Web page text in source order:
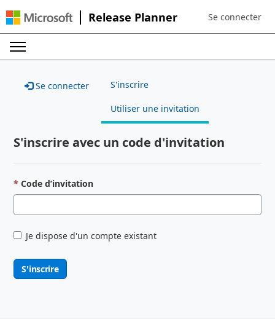
Release Planner Sign in to your
Se connecter
Se connecter S'inscrire
Utiliser une invitation
S'inscrire avec un code d'invitation
Code d’invitation
Je dispose d'un compte existant
S'inscrire